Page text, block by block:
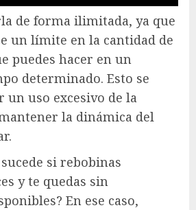
de forma ilimitada, ya que
un límite en la cantidad de
puedes hacer en un
determinado. Esto se
un uso excesivo de la
la dinámica del
si rebobinas
y te quedas sin
En ese caso,